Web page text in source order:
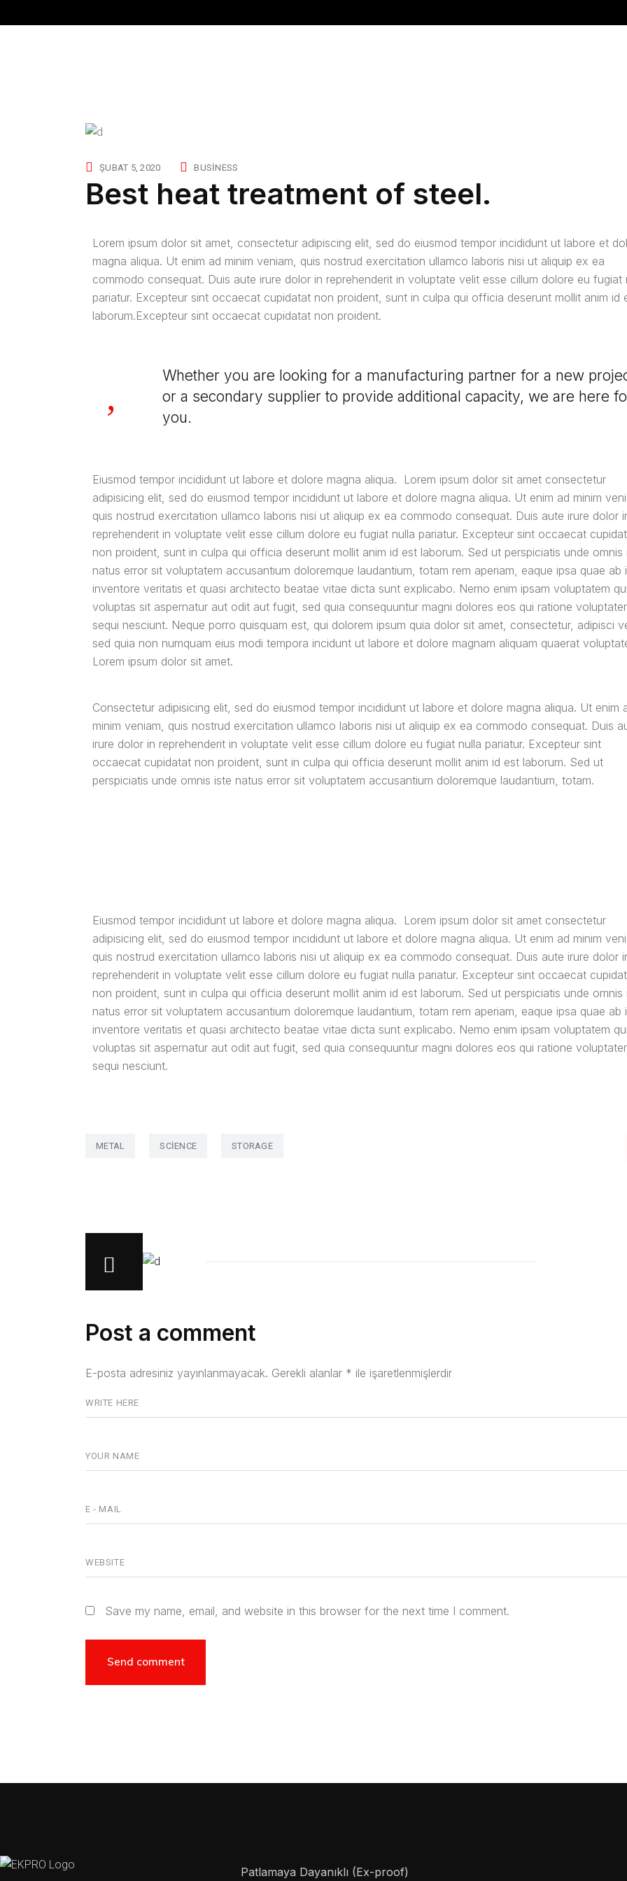
ŞUBAT 5, 2020 BUSINESS
Best heat treatment of steel.
Lorem ipsum dolor sit amet, consectetur adipiscing elit, sed do eiusmod tempor incididunt ut labore et
magna aliqua. Ut enim ad minim veniam, quis nostrud exercitation ullamco laboris nisi ut aliquip ex ea
commodo consequat. Duis aute irure dolor in reprehenderit in voluptate velit esse cillum dolore eu fugiat
pariatur. Excepteur sint occaecat cupidatat non proident, sunt in culpa qui officia deserunt mollit anim id
laborum.Excepteur sint occaecat cupidatat non proident.
Whether you are looking for a manufacturing partner for a new
or a secondary supplier to provide additional capacity, we are here
you.
Eiusmod tempor incididunt ut labore et dolore magna aliqua. Lorem ipsum dolor sit amet consectetur
adipisicing elit, sed do eiusmod tempor incididunt ut labore et dolore magna aliqua. Ut enim ad minim
quis nostrud exercitation ullamco laboris nisi ut aliquip ex ea commodo consequat. Duis aute irure dolor
reprehenderit in voluptate velit esse cillum dolore eu fugiat nulla pariatur. Excepteur sint occaecat
non proident, sunt in culpa qui officia deserunt mollit anim id est laborum. Sed ut perspiciatis unde omnis
natus error sit voluptatem accusantium doloremque laudantium, totam rem aperiam, eaque ipsa quae ab
inventore veritatis et quasi architecto beatae vitae dicta sunt explicabo. Nemo enim ipsam voluptatem
voluptas sit aspernatur aut odit aut fugit, sed quia consequuntur magni dolores eos qui ratione
sequi nesciunt. Neque porro quisquam est, qui dolorem ipsum quia dolor sit amet, consectetur, adipisci
sed quia non numquam eius modi tempora incidunt ut labore et dolore magnam aliquam quaerat
Lorem ipsum dolor sit amet.
Consectetur adipisicing elit, sed do eiusmod tempor incididunt ut labore et dolore magna aliqua. Ut enim
minim veniam, quis nostrud exercitation ullamco laboris nisi ut aliquip ex ea commodo consequat. Duis
irure dolor in reprehenderit in voluptate velit esse cillum dolore eu fugiat nulla pariatur. Excepteur sint
occaecat cupidatat non proident, sunt in culpa qui officia deserunt mollit anim id est laborum. Sed ut
perspiciatis unde omnis iste natus error sit voluptatem accusantium doloremque laudantium, totam.
Eiusmod tempor incididunt ut labore et dolore magna aliqua. Lorem ipsum dolor sit amet consectetur
adipisicing elit, sed do eiusmod tempor incididunt ut labore et dolore magna aliqua. Ut enim ad minim
quis nostrud exercitation ullamco laboris nisi ut aliquip ex ea commodo consequat. Duis aute irure dolor
reprehenderit in voluptate velit esse cillum dolore eu fugiat nulla pariatur. Excepteur sint occaecat
non proident, sunt in culpa qui officia deserunt mollit anim id est laborum. Sed ut perspiciatis unde omnis
natus error sit voluptatem accusantium doloremque laudantium, totam rem aperiam, eaque ipsa quae ab
inventore veritatis et quasi architecto beatae vitae dicta sunt explicabo. Nemo enim ipsam voluptatem
voluptas sit aspernatur aut odit aut fugit, sed quia consequuntur magni dolores eos qui ratione
sequi nesciunt.
METAL SCIENCE STORAGE
Post a comment
E-posta adresiniz yayınlanmayacak. Gerekli alanlar * ile işaretlenmişlerdir
Save my name, email, and website in this browser for the next time I comment.
Patlamaya Dayanıklı (Ex-proof)